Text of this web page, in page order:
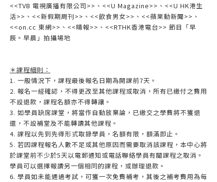
<<TVB 電視廣播有限公司>>、<<U Magazine>>、<<U HK港生
活>>、<<新假期周刊>>、<<飲食男女>>、<<蘋果動新聞>>、
<<on.cc 東網>>、<<晴報>>、<<RTHK香港電台>> 節目「早
辰。早晨」拍攝場地
＊課程細則：
1. 一般情況下，課程最後報名日期為開課前7天。
2. 報名一經確認，不得更改至其他課程或取消，所有已繳付之費用
不設退款，課程名額亦不得轉讓。
3. 如學員缺席課堂，將當作自動放棄論，已繳交之學費將不獲退
還，不設補堂及不能轉讀其他課程。
4. 課程以先到先得形式取錄學員，名額有限，額滿即止。
5. 若因課程報名人數不足或其他原因而需要取消該課程，本中心將
於課堂前不少於5天以電郵通知或電話聯絡學員有關課程之取消。
學員可以選擇報讀另一個相同的課程，或辦理退款。
6. 學員如未能通過考試，可獲一次免費補考，其後之補考費用為每